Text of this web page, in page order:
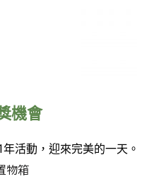
機會
活動，迎來完美的一天。
物箱